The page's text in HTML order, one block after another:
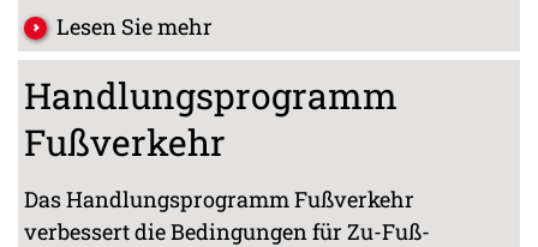
Lesen Sie mehr
Handlungsprogramm
Fußverkehr
Das Handlungsprogramm Fußverkehr
verbessert die Bedingungen für Zu-Fuß-